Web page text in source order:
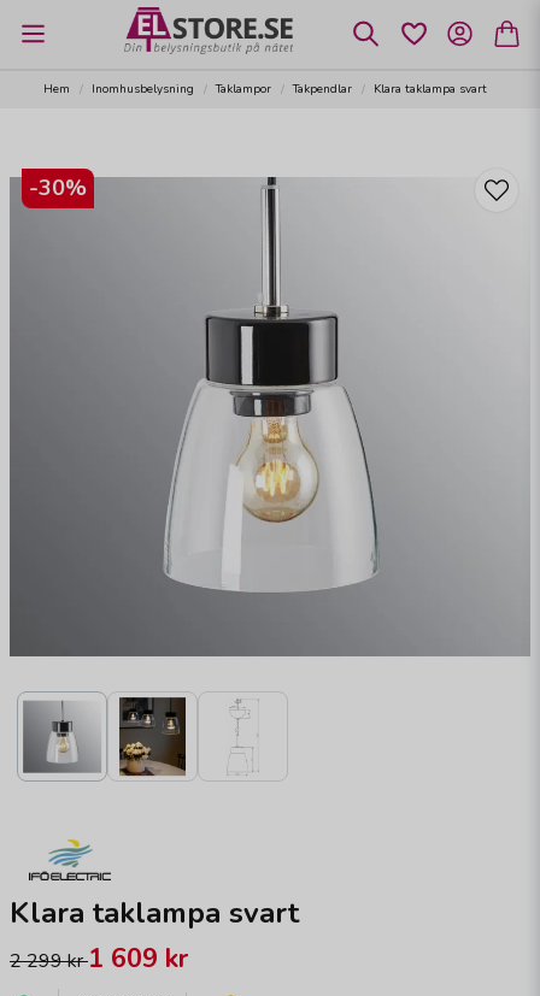
Hem Inomhusbelysning Taklampor Takpendlar Klara taklampa svart
-30%
Klara taklampa svart
2 299 kr1 609 kr